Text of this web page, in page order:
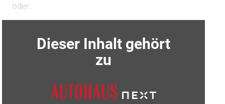
oder…
Dieser Inhalt gehört
zu